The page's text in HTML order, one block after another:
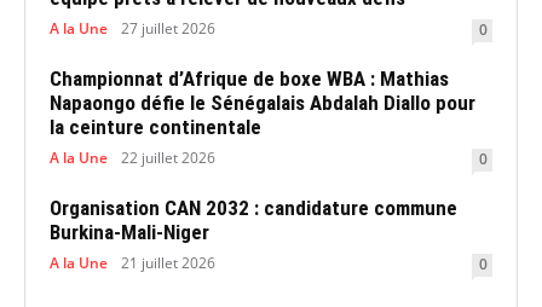
A la Une 27 juillet 2026 0
Championnat d’Afrique de boxe WBA : Mathias
Napaongo défie le Sénégalais Abdalah Diallo pour
la ceinture continentale
A la Une 22 juillet 2026 0
Organisation CAN 2032 : candidature commune
Burkina-Mali-Niger
A la Une 21 juillet 2026 0